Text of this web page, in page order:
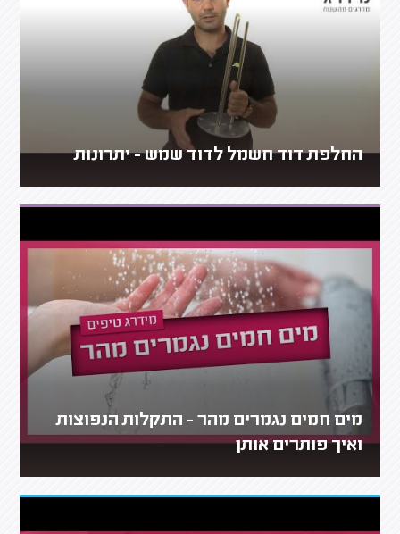
החלפת דוד חשמל לדוד שמש - יתרונות
מים חמים נגמרים מהר - התקלות הנפוצות
ואיך פותרים אותן